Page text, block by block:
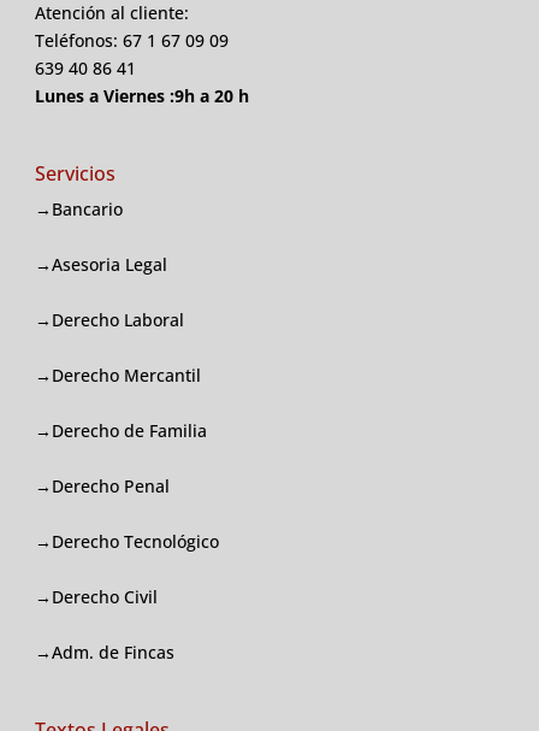
Atención al cliente:
Teléfonos: 67 1 67 09 09
639 40 86 41
Lunes a Viernes :9h a 20 h
Servicios
→Bancario
→Asesoria Legal
→Derecho Laboral
→Derecho Mercantil
→Derecho de Familia
→Derecho Penal
→Derecho Tecnológico
→Derecho Civil
→Adm. de Fincas